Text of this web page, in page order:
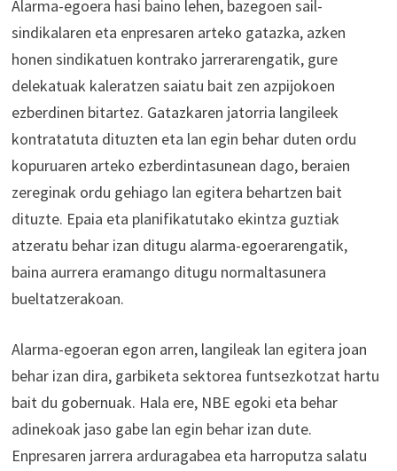
Alarma-egoera hasi baino lehen, bazegoen sail-
sindikalaren eta enpresaren arteko gatazka, azken
honen sindikatuen kontrako jarrerarengatik, gure
delekatuak kaleratzen saiatu bait zen azpijokoen
ezberdinen bitartez. Gatazkaren jatorria langileek
kontratatuta dituzten eta lan egin behar duten ordu
kopuruaren arteko ezberdintasunean dago, beraien
zereginak ordu gehiago lan egitera behartzen bait
dituzte. Epaia eta planifikatutako ekintza guztiak
atzeratu behar izan ditugu alarma-egoerarengatik,
baina aurrera eramango ditugu normaltasunera
bueltatzerakoan.
Alarma-egoeran egon arren, langileak lan egitera joan
behar izan dira, garbiketa sektorea funtsezkotzat hartu
bait du gobernuak. Hala ere, NBE egoki eta behar
adinekoak jaso gabe lan egin behar izan dute.
Enpresaren jarrera arduragabea eta harroputza salatu